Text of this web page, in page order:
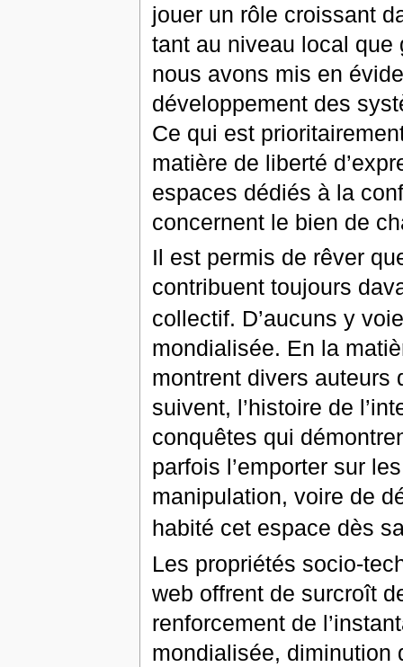
jouer un rôle croissant
tant au niveau local que
nous avons mis en
développement des
Ce qui est
matière de liberté
espaces dédiés à la
concernent le bien de
Il est permis de rêver
contribuent toujours
collectif. D’aucuns y
mondialisée. En la
montrent divers auteurs
suivent, l’histoire de
conquêtes qui
parfois l’emporter sur
manipulation, voire de
habité cet espace dès
Les propriétés socio-
web offrent de surcroît
renforcement de
mondialisée, diminution